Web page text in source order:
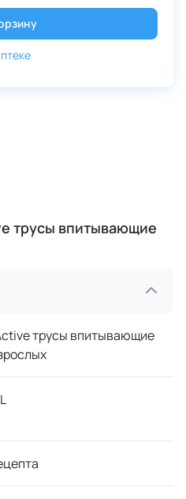
трусы впитывающие
трусы впитывающие